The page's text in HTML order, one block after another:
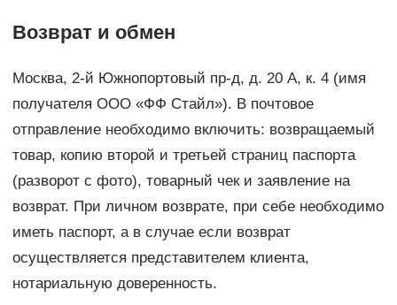
Возврат и обмен
Москва, 2-й Южнопортовый пр-д, д. 20 A, к. 4 (имя
получателя ООО «ФФ Стайл»). В почтовое
отправление необходимо включить: возвращаемый
товар, копию второй и третьей страниц паспорта
(разворот с фото), товарный чек и заявление на
возврат. При личном возврате, при себе необходимо
иметь паспорт, а в случае если возврат
осуществляется представителем клиента,
нотариальную доверенность.